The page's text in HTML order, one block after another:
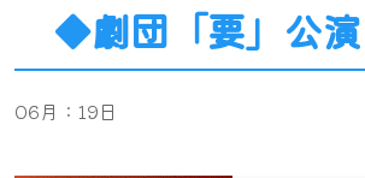
◆劇団「要」公演
06月：19日